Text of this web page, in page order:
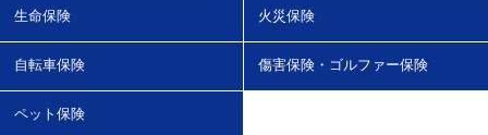
生命保険 火災保険
自転車保険 傷害保険・ゴルファー保険
ペット保険